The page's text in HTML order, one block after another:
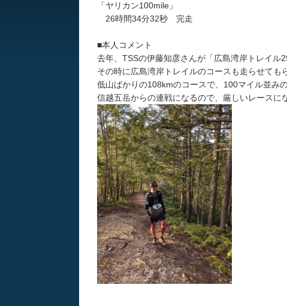
「ヤリカン100mile」
26時間34分32秒 完走
■本人コメント
去年、TSSの伊藤知彦さんが「広島湾岸トレイル
その時に広島湾岸トレイルのコースも走らせても
低山ばかりの108kmのコースで、100マイル並み
信越五岳からの連戦になるので、厳しいレースに